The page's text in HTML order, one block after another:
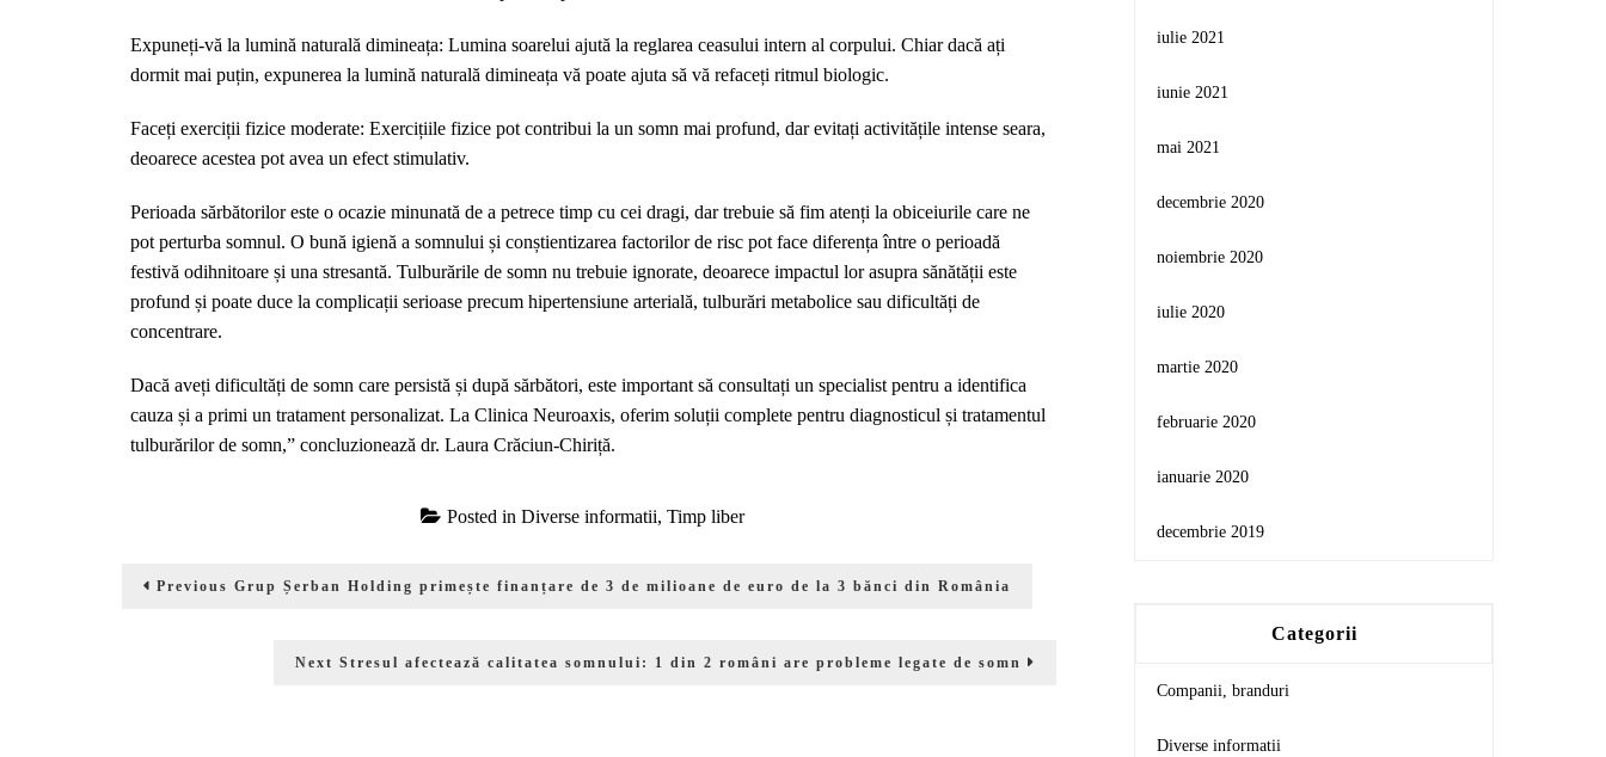
Expuneți-vă la lumină naturală dimineața: Lumina soarelui ajută la reglarea ceasului intern al corpului. Chiar dacă ați
dormit mai puțin, expunerea la lumină naturală dimineața vă poate ajuta să vă refaceți ritmul biologic.
Faceți exerciții fizice moderate: Exercițiile fizice pot contribui la un somn mai profund, dar evitați activitățile intense seara,
deoarece acestea pot avea un efect stimulativ.
Perioada sărbătorilor este o ocazie minunată de a petrece timp cu cei dragi, dar trebuie să fim atenți la obiceiurile care ne
pot perturba somnul. O bună igienă a somnului și conștientizarea factorilor de risc pot face diferența între o perioadă
festivă odihnitoare și una stresantă. Tulburările de somn nu trebuie ignorate, deoarece impactul lor asupra sănătății este
profund și poate duce la complicații serioase precum hipertensiune arterială, tulburări metabolice sau dificultăți de
concentrare.
Dacă aveți dificultăți de somn care persistă și după sărbători, este important să consultați un specialist pentru a identifica
cauza și a primi un tratament personalizat. La Clinica Neuroaxis, oferim soluții complete pentru diagnosticul și tratamentul
tulburărilor de somn,” concluzionează dr. Laura Crăciun-Chiriță.
Posted inDiverse informatii,Timp liber
Previous Previous
Grup Șerban Holding primește finanțare de 3 de milioane de euro de la 3 bănci din România
Next Next
Stresul afectează calitatea somnului: 1 din 2 români are probleme legate de somn
iulie 2021
iunie 2021
mai 2021
decembrie 2020
noiembrie 2020
iulie 2020
martie 2020
februarie 2020
ianuarie 2020
decembrie 2019
Categorii
Companii, branduri
Diverse informatii